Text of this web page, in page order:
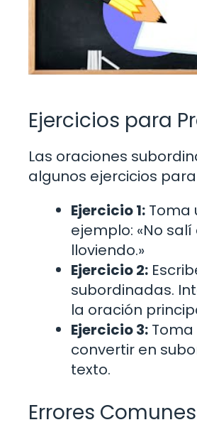
Ejercicios para
Las oraciones
algunos ejercicios
Ejercicio 1: Toma
ejemplo: «No
lloviendo.»
Ejercicio 2:
subordinadas.
la oración
Ejercicio 3:
convertir en
texto.
Errores